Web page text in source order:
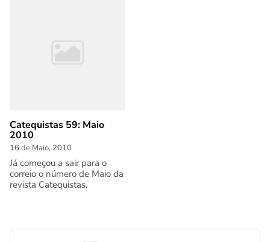
Catequistas 59: Maio
2010
16 de Maio, 2010
Já começou a sair para o
correio o número de Maio da
revista Catequistas.